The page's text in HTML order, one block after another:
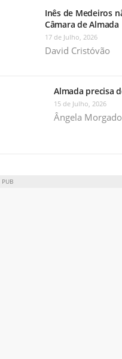
Inês de Medeiros
Câmara de Almada
17 de Julho, 2026
David Cristóvão
Almada precisa
15 de Julho, 2026
Ângela Morgado
PUB